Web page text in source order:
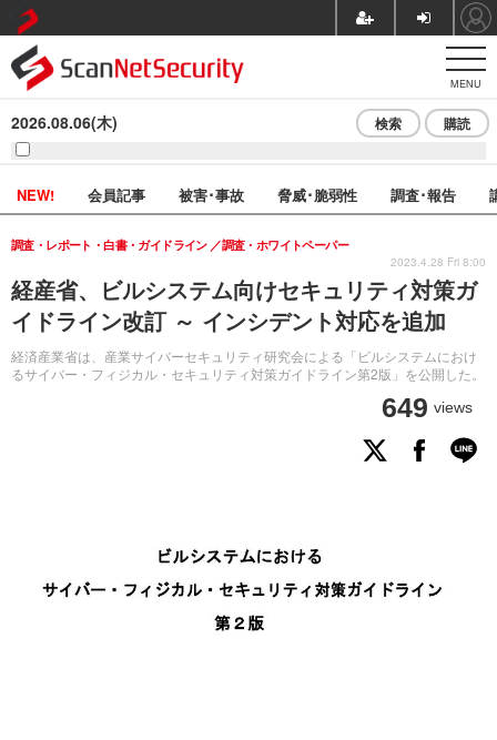
MENU
2026.08.06(木) 検索 購読
NEW! 会員記事 被害･事故 脅威･脆弱性 調査･報告
経産省、ビルシステム向けセキュリティ対策ガ
イドライン改訂 ～ インシデント対応を追加
経済産業省は、産業サイバーセキュリティ研究会による「ビルシステムにおけ
るサイバー・フィジカル・セキュリティ対策ガイドライン第2版」を公開した。
調査・レポート・白書・ガイドライン 調査・ホワイトペーパー
649 views
2023.4.28 Fri 8:00